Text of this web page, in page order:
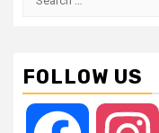
FOLLOW US